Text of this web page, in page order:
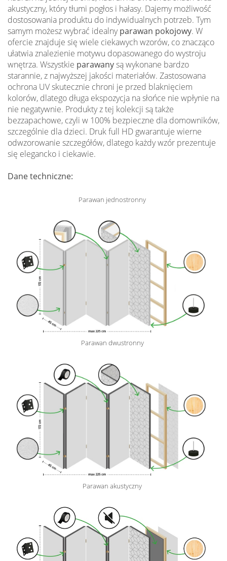
akustyczny, który tłumi pogłos i hałasy. Dajemy możliwość
dostosowania produktu do indywidualnych potrzeb. Tym
samym możesz wybrać idealnyparawan pokojowy. W
ofercie znajduje się wiele ciekawych wzorów, co znacząco
ułatwia znalezienie motywu dopasowanego do wystroju
wnętrza. Wszystkie parawanysą wykonane bardzo
starannie, z najwyższej jakości materiałów. Zastosowana
ochrona UV skutecznie chroni je przed blaknięciem
kolorów, dlatego długa ekspozycja na słońce nie wpłynie na
nie negatywnie. Produkty z tej kolekcji są także
bezzapachowe, czyli w 100% bezpieczne dla domowników,
szczególnie dla dzieci. Druk full HD gwarantuje wierne
odwzorowanie szczegółów, dlatego każdy wzór prezentuje
się elegancko i ciekawie.
Dane techniczne:
Parawan jednostronny
Parawan dwustronny
Parawan akustyczny